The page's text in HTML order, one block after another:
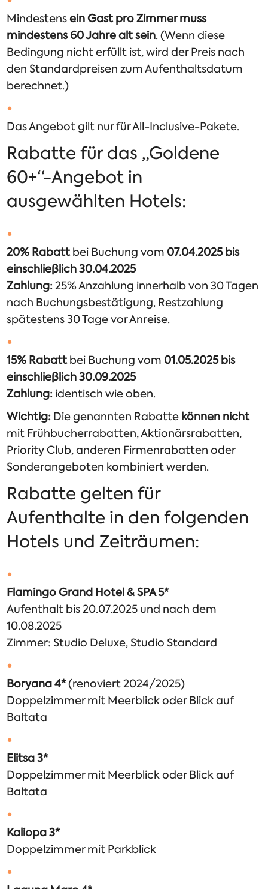
Mindestensein Gast pro Zimmer muss
mindestens 60 Jahre alt sein. (Wenn diese
Bedingung nicht erfüllt ist, wird der Preis nach
den Standardpreisen zum Aufenthaltsdatum
berechnet.)
Das Angebot gilt nur für All-Inclusive-Pakete.
Rabatte für das „Goldene
60+“-Angebot in
ausgewählten Hotels:
20% Rabattbei Buchung vom 07.04.2025 bis
einschließlich 30.04.2025
Zahlung:25% Anzahlung innerhalb von 30 Tagen
nach Buchungsbestätigung, Restzahlung
spätestens 30 Tage vor Anreise.
15% Rabattbei Buchung vom 01.05.2025 bis
einschließlich 30.09.2025
Zahlung: identisch wie oben.
Wichtig: Die genannten Rabatte können nicht
mit Frühbucherrabatten, Aktionärsrabatten,
Priority Club, anderen Firmenrabatten oder
Sonderangeboten kombiniert werden.
Rabatte gelten für
Aufenthalte in den folgenden
Hotels und Zeiträumen:
Flamingo Grand Hotel & SPA 5*
Aufenthalt bis 20.07.2025 und nach dem
10.08.2025
Zimmer: Studio Deluxe, Studio Standard
Boryana 4*(renoviert 2024/2025)
Doppelzimmer mit Meerblick oder Blick auf
Baltata
Elitsa 3*
Doppelzimmer mit Meerblick oder Blick auf
Baltata
Kaliopa 3*
Doppelzimmer mit Parkblick